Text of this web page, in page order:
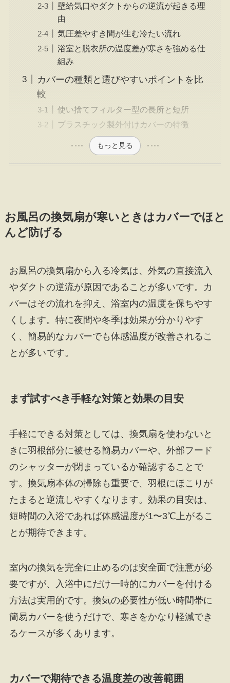
壁給気口やダクトからの逆流が起きる理
由
気圧差やすき間が生む冷たい流れ
浴室と脱衣所の温度差が寒さを強める仕
組み
カバーの種類と選びやすいポイントを比
較
使い捨てフィルター型の長所と短所
プラスチック製外付けカバーの特徴
もっと見る
お風呂の換気扇が寒いときはカバーでほと
んど防げる
お風呂の換気扇から入る冷気は、外気の直接流入
やダクトの逆流が原因であることが多いです。カ
バーはその流れを抑え、浴室内の温度を保ちやす
くします。特に夜間や冬季は効果が分かりやす
く、簡易的なカバーでも体感温度が改善されるこ
とが多いです。
まず試すべき手軽な対策と効果の目安
手軽にできる対策としては、換気扇を使わないと
きに羽根部分に被せる簡易カバーや、外部フード
のシャッターが閉まっているか確認することで
す。換気扇本体の掃除も重要で、羽根にほこりが
たまると逆流しやすくなります。効果の目安は、
短時間の入浴であれば体感温度が1〜3℃上がるこ
とが期待できます。
室内の換気を完全に止めるのは安全面で注意が必
要ですが、入浴中にだけ一時的にカバーを付ける
方法は実用的です。換気の必要性が低い時間帯に
簡易カバーを使うだけで、寒さをかなり軽減でき
るケースが多くあります。
カバーで期待できる温度差の改善範囲